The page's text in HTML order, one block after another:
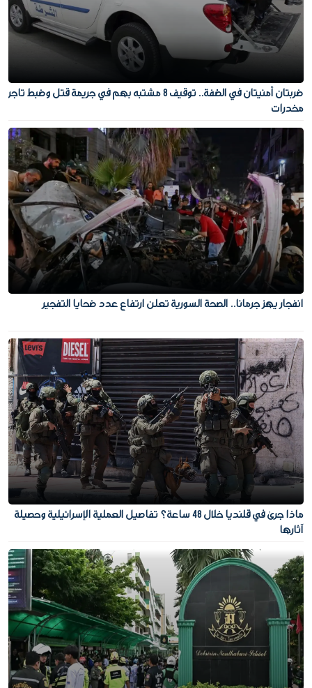
ضربتان أمنيتان في الضفة.. توقيف 8 مشتبه بهم في جريمة قتل وضبط تاجر
مخدرات
انفجار يهز جرمانا.. الصحة السورية تعلن ارتفاع عدد ضحايا التفجير
ماذا جرى في قلنديا خلال 48 ساعة؟ تفاصيل العملية الإسرائيلية وحصيلة
آثارها